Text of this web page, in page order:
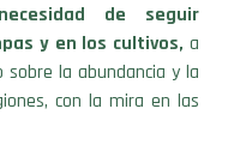
de seguir
y en los cultivos, a
la abundancia y la
con la mira en las